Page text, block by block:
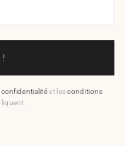
confidentialitéet lesconditions